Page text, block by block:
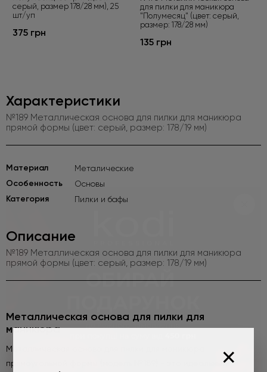
×
серый, размер 178/28 мм), 25
шт/уп
375 грн
для пилки для маникюра
"Полумесяц" (цвет: серый,
размер: 178/28 мм)
135 грн
Характеристики
№189 Металлическая основа для пилки для маникюра
прямой формы (цвет: серый, размер: 178/19 мм)
Материал Металические
Особенность Основы
Категория Пилки и бафы
Описание
№189 Металлическая основа для пилки для маникюра
прямой формы (цвет: серый, размер: 178/19 мм)
Металлическая основа для пилки для
маникюра
Металлическая основа для пилки для маникюра
прямоугольной формы (модель №189) - это идеальный